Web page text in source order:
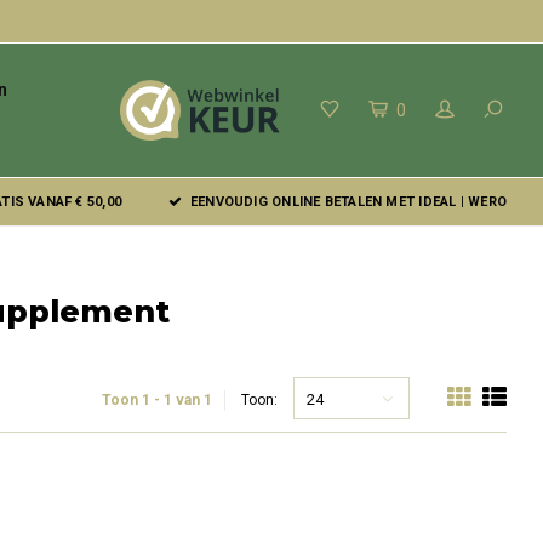
0
VANAF € 50,00 EENVOUDIG ONLINE BETALEN MET IDEAL | WERO
Toon 1 - 1 van 1 Toon: 24